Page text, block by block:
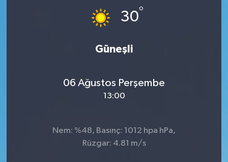
30°
Güneşli
06 Ağustos Perşembe
13:00
Nem: %48, Basınç: 1012 hpa hPa,
Rüzgar: 4.81 m/s